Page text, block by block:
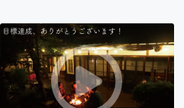
テクノロジー・ガジェット
映像・映画